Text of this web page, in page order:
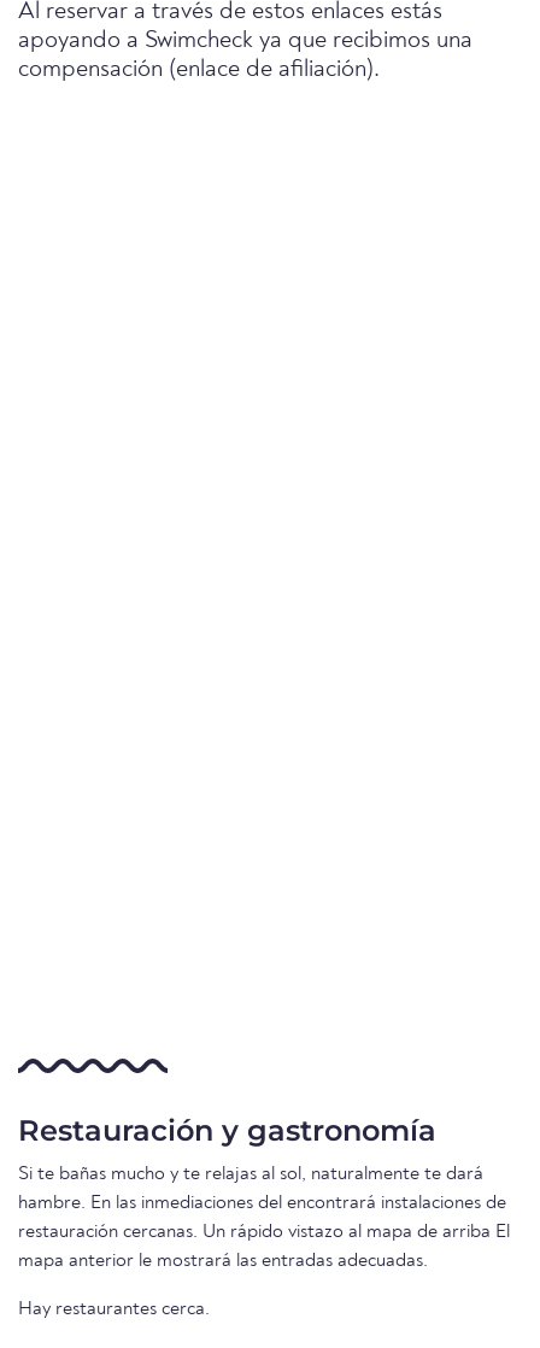
Al reservar a través de estos enlaces estás
apoyando a Swimcheck ya que recibimos una
compensación (enlace de afiliación).
Restauración y gastronomía
Si te bañas mucho y te relajas al sol, naturalmente te dará
hambre. En las inmediaciones del encontrará instalaciones de
restauración cercanas. Un rápido vistazo al mapa de arriba El
mapa anterior le mostrará las entradas adecuadas.
Hay restaurantes cerca.